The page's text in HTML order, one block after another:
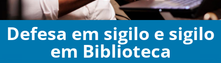
Defesa em sigilo e sigilo
em Biblioteca